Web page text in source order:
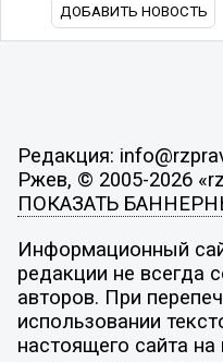
ДОБАВИТЬ НОВОСТЬ
Редакция:
Ржев, © 2005-2026
ПОКАЗАТЬ
Информационный
редакции не всегда
авторов. При
использовании
настоящего сайта на